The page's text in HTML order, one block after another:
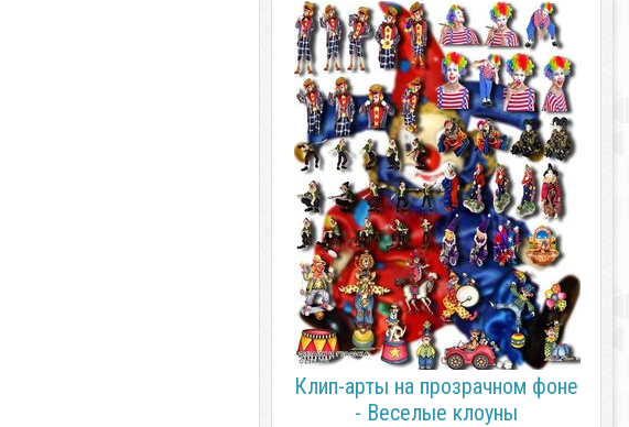
Клип-арты на прозрачном фоне
- Веселые клоуны